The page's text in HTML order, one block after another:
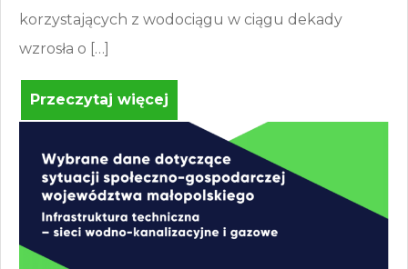
korzystających z wodociągu w ciągu dekady
wzrosła o […]
Przeczytaj więcej